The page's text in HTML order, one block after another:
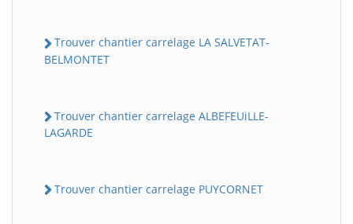
Trouver chantier carrelage LA SALVETAT-
BELMONTET
Trouver chantier carrelage ALBEFEUiLLE-
LAGARDE
Trouver chantier carrelage PUYCORNET